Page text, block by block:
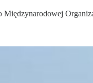
Międzynarodowej